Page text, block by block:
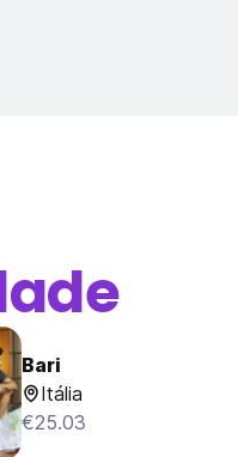
Bari
Itália
€25.03